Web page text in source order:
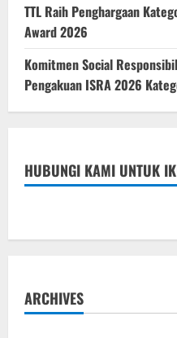
TTL Raih Penghargaan
Award 2026
Komitmen Social
Pengakuan ISRA 2026
HUBUNGI KAMI UNTUK
ARCHIVES